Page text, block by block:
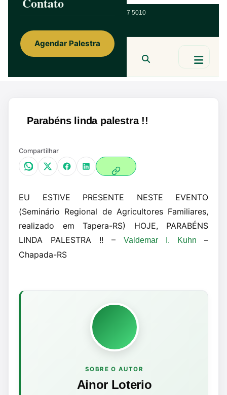
47 9 9967 5010
Ainor Lotério
Agendar Palestra
Parabéns linda palestra !!
Compartilhar
EU ESTIVE PRESENTE NESTE EVENTO
(Seminário Regional de Agricultores Familiares,
realizado em Tapera-RS) HOJE, PARABÉNS
LINDA PALESTRA !! – Valdemar I. Kuhn –
Chapada-RS
SOBRE O AUTOR
Ainor Loterio